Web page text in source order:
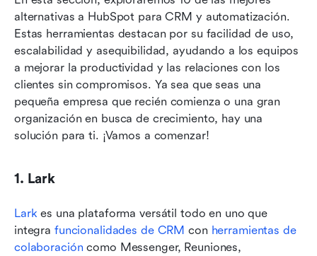
alternativas a HubSpot para CRM y automatización.
Estas herramientas destacan por su facilidad de uso,
escalabilidad y asequibilidad, ayudando a los equipos
a mejorar la productividad y las relaciones con los
clientes sin compromisos. Ya sea que seas una
pequeña empresa que recién comienza o una gran
organización en busca de crecimiento, hay una
solución para ti. ¡Vamos a comenzar!
1. Lark
Lark es una plataforma versátil todo en uno que
integra funcionalidades de CRM con herramientas de
colaboración como Messenger, Reuniones,